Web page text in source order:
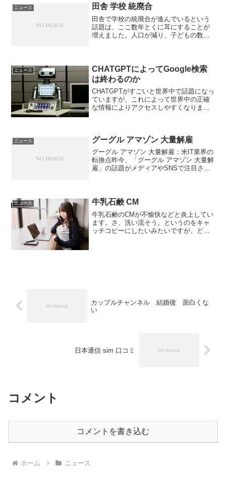
ス 値上げ」の背景や影響、...
ニュース 田舎 学校 統廃合
田舎で学校の統廃合が進んでいるという
話題は、ここ数年とくに耳にすることが
増えました。人口が減り、子どもの数が
多くの地域で「子どもが...
ニュース
CHATGPTによってGoogle検索
は終わるのか
CHATGPTがすごいと世界中で話題になっ
ていますが、これによって世界中の正確
な情報によりアクセスしやすくなりまし
と質問してみた答え...
ニュース グーグル アマゾン 大量解雇
グーグル アマゾン 大量解雇：米IT業界の
転換点昨今、「グーグル アマゾン 大量解
雇」の話題がメディアやSNSで注目され
量解雇...
ニュース 牛乳石鹸 CM
牛乳石鹸のCMが不愉快などと炎上してい
ます。さ、洗い流そう。というのをキャ
ッチコピーにしたいみたいですが、どう
カップルチャンネル 結婚後 面白くな
い
日本通信 sim 口コミ
コメント
コメントを書き込む
ホーム ニュース